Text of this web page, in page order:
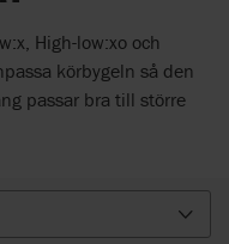
High-low:xo och
körbygeln så den
passar bra till större